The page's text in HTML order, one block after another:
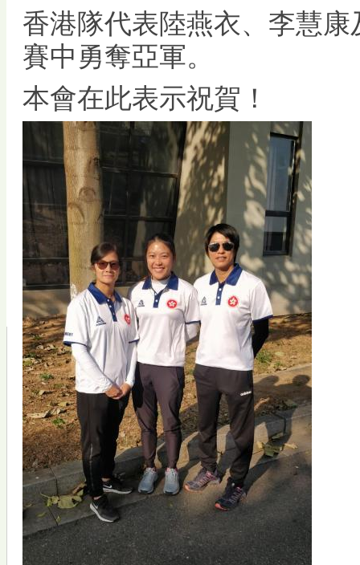
香港隊代表陸燕衣、李慧
賽中勇奪亞軍。
本會在此表示祝賀！